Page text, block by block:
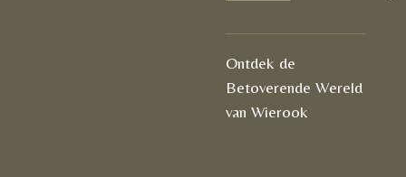
Ontdek de
Betoverende Wereld
van Wierook